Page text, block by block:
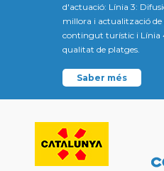
d'actuació: Línia 3:
millora i actualització de
contingut turístic i Línia
qualitat de platges.
Saber més